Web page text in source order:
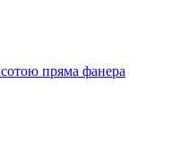
пряма фанера